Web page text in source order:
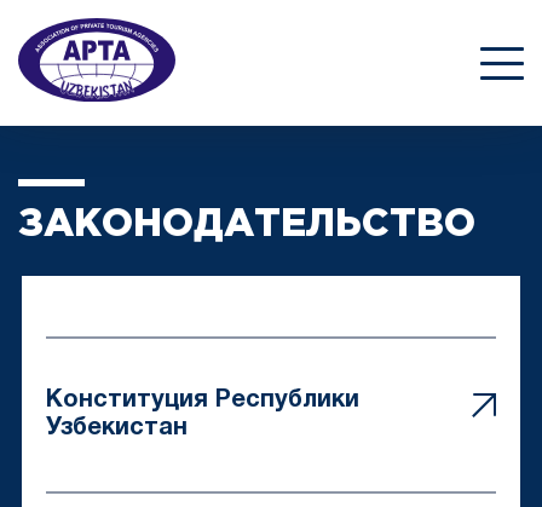
ЗАКОНОДАТЕЛЬСТВО
Конституция Республики
Узбекистан